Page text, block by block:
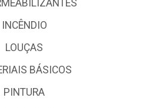
INCÊNDIO
LOUÇAS
BÁSICOS
PINTURA